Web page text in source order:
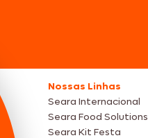
Nossas Linhas
Seara Internacional
Seara Food Solutions
Seara Kit Festa